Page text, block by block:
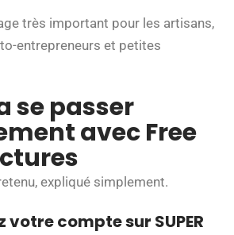
très important pour les artisans,
entrepreneurs et petites
se passer
avec Free
expliqué simplement.
votre compte sur SUPER